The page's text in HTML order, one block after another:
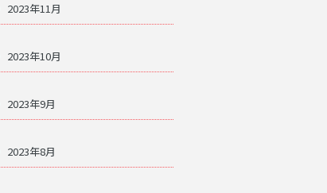
2023年11月
2023年10月
2023年9月
2023年8月